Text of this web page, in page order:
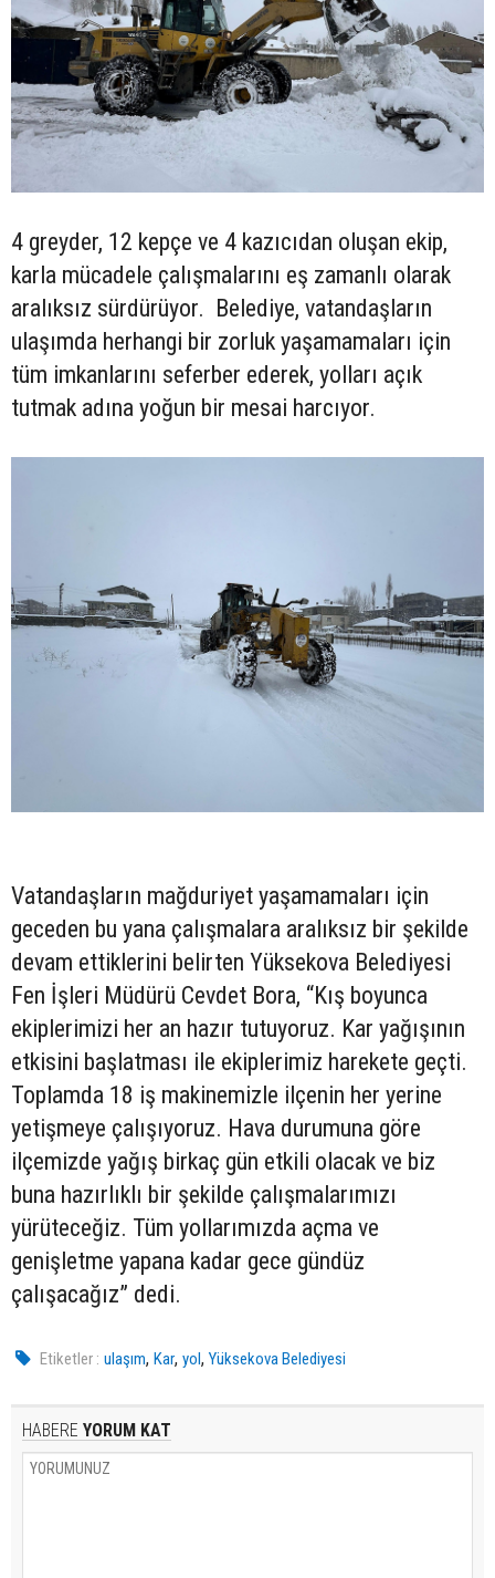
4 greyder, 12 kepçe ve 4 kazıcıdan oluşan ekip,
karla mücadele çalışmalarını eş zamanlı olarak
aralıksız sürdürüyor. Belediye, vatandaşların
ulaşımda herhangi bir zorluk yaşamamaları için
tüm imkanlarını seferber ederek, yolları açık
tutmak adına yoğun bir mesai harcıyor.
Vatandaşların mağduriyet yaşamamaları için
geceden bu yana çalışmalara aralıksız bir şekilde
devam ettiklerini belirten Yüksekova Belediyesi
Fen İşleri Müdürü Cevdet Bora, “Kış boyunca
ekiplerimizi her an hazır tutuyoruz. Kar yağışının
etkisini başlatması ile ekiplerimiz harekete geçti.
Toplamda 18 iş makinemizle ilçenin her yerine
yetişmeye çalışıyoruz. Hava durumuna göre
ilçemizde yağış birkaç gün etkili olacak ve biz
buna hazırlıklı bir şekilde çalışmalarımızı
yürüteceğiz. Tüm yollarımızda açma ve
genişletme yapana kadar gece gündüz
çalışacağız” dedi.
Etiketler : ulaşım,Kar,yol,Yüksekova Belediyesi
HABERE YORUM KAT